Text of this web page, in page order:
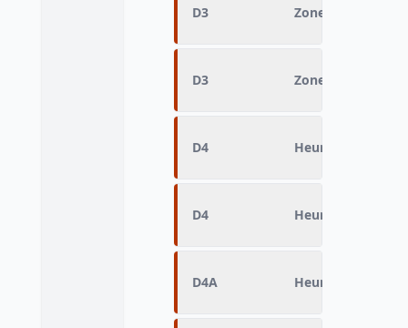
D3 Zone fine
D3 Zone fine
D4 Heure de départ
D4 Heure de départ
D4A Heure de départ